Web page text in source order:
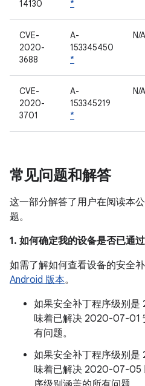
14130 *
CVE-
2020-
3688
A-
153345450
*
N/A
CVE-
2020-
3701
A-
153345219
*
N/A
常见问题和解答
这一部分解答了用户在阅读本
题。
1. 如何确定我的设备是否已通
如需了解如何查看设备的安全
Android 版本。
如果安全补丁程序级别
味着已解决 2020-07-01
有问题。
如果安全补丁程序级别
味着已解决 2020-07-05